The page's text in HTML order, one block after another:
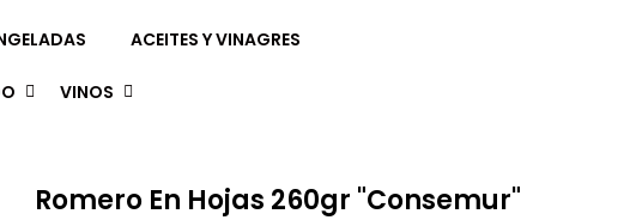
ACEITES Y VINAGRES
VINOS
Romero En Hojas 260gr "Consemur"